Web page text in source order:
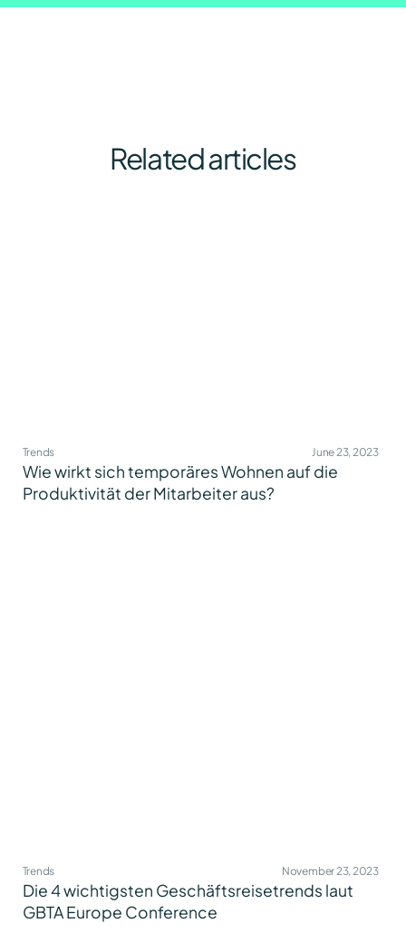
Related articles
Trends June 23, 2023
Wie wirkt sich temporäres Wohnen auf die
Produktivität der Mitarbeiter aus?
Trends November 23, 2023
Die 4 wichtigsten Geschäftsreisetrends laut
GBTA Europe Conference